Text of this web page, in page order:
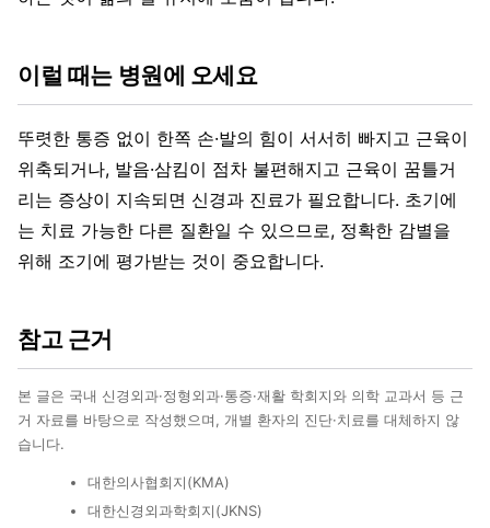
이럴 때는 병원에 오세요
뚜렷한 통증 없이 한쪽 손·발의 힘이 서서히 빠지고 근육이
위축되거나, 발음·삼킴이 점차 불편해지고 근육이 꿈틀거
리는 증상이 지속되면 신경과 진료가 필요합니다. 초기에
는 치료 가능한 다른 질환일 수 있으므로, 정확한 감별을
위해 조기에 평가받는 것이 중요합니다.
참고 근거
본 글은 국내 신경외과·정형외과·통증·재활 학회지와 의학 교과서 등 근
거 자료를 바탕으로 작성했으며, 개별 환자의 진단·치료를 대체하지 않
습니다.
대한의사협회지(KMA)
대한신경외과학회지(JKNS)